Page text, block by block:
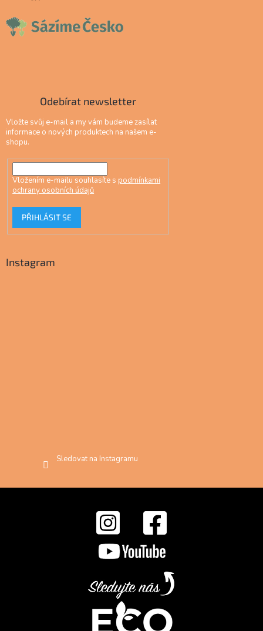
Odebírat newsletter
Vložte svůj e-mail a my vám budeme zasílat
informace o nových produktech na našem e-
shopu.
Vložením e-mailu souhlasíte s podmínkami
ochrany osobních údajů
PŘIHLÁSIT SE
Instagram
Sledovat na Instagramu